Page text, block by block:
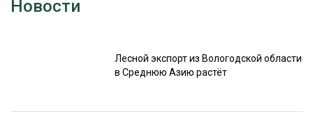
Новости
Лесной экспорт из Вологодской области
в Среднюю Азию растёт